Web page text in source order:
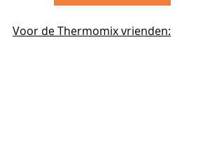
Voor de Thermomix vrienden: